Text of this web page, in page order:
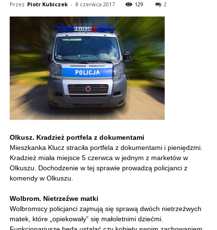
Przez Piotr Kubiczek - 8 czerwca 2017 129 2
Olkusz. Kradzież portfela z dokumentami
Mieszkanka Klucz straciła portfela z dokumentami i pieniędzmi.
Kradzież miała miejsce 5 czerwca w jednym z marketów w
Olkuszu. Dochodzenie w tej sprawie prowadzą policjanci z
komendy w Olkuszu.
Wolbrom. Nietrzeźwe matki
Wolbromscy policjanci zajmują się sprawą dwóch nietrzeźwych
matek, które „opiekowały” się małoletnimi dziećmi.